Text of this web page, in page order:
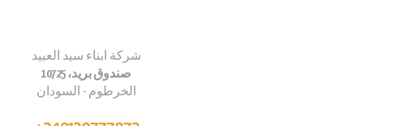
شركة ابناء سيد العبيد
صندوق بريد، 10725
الخرطوم - السودان